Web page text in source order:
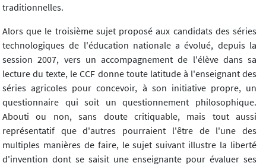
traditionnelles.
Alors que le troisième sujet proposé aux candidats des séries
technologiques de l'éducation nationale a évolué, depuis la
session 2007, vers un accompagnement de l'élève dans sa
lecture du texte, le CCF donne toute latitude à l'enseignant des
séries agricoles pour concevoir, à son initiative propre, un
questionnaire qui soit un questionnement philosophique.
Abouti ou non, sans doute critiquable, mais tout aussi
représentatif que d'autres pourraient l'être de l'une des
multiples manières de faire, le sujet suivant illustre la liberté
d'invention dont se saisit une enseignante pour évaluer ses